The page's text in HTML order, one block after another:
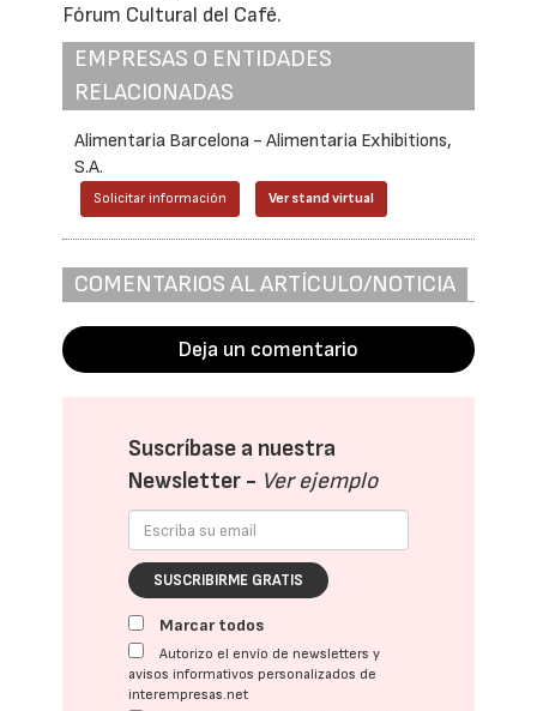
Fórum Cultural del Café.
EMPRESAS O ENTIDADES
RELACIONADAS
Alimentaria Barcelona - Alimentaria Exhibitions,
S.A.
Solicitar información Ver stand virtual
COMENTARIOS AL ARTÍCULO/NOTICIA
Deja un comentario
Suscríbase a nuestra
Newsletter - Ver ejemplo
SUSCRIBIRME GRATIS
Marcar todos
Autorizo el envío de newsletters y
avisos informativos personalizados de
interempresas.net